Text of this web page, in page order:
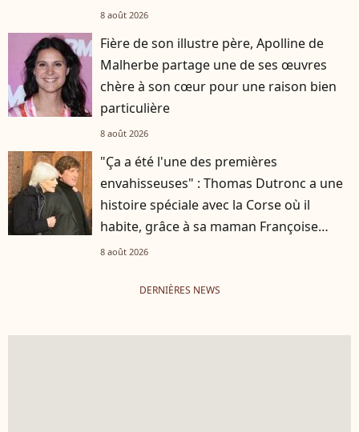
8 août 2026
Fière de son illustre père, Apolline de
Malherbe partage une de ses œuvres
chère à son cœur pour une raison bien
particulière
8 août 2026
"Ça a été l'une des premières
envahisseuses" : Thomas Dutronc a une
histoire spéciale avec la Corse où il
habite, grâce à sa maman Françoise
Hardy
8 août 2026
DERNIÈRES NEWS